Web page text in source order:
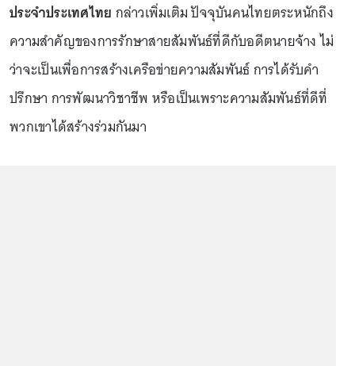
ประจำประเทศไทย กล่าวเพิ่มเติม ปัจจุบันคนไทยตระหนักถึง
ความสำคัญของการรักษาสายสัมพันธ์ที่ดีกับอดีตนายจ้าง ไม่
ว่าจะเป็นเพื่อการสร้างเครือข่ายความสัมพันธ์ การได้รับคำ
ปรึกษา การพัฒนาวิชาชีพ หรือเป็นเพราะความสัมพันธ์ที่ดีที่
พวกเขาได้สร้างร่วมกันมา